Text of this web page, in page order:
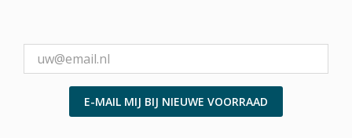
E-MAIL MIJ BIJ NIEUWE VOORRAAD